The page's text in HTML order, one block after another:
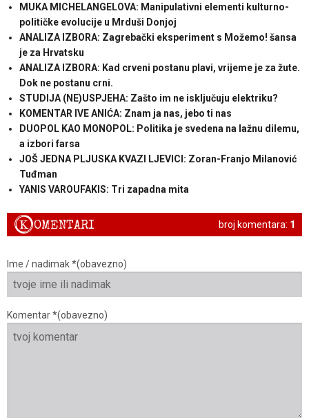
MUKA MICHELANGELOVA: Manipulativni elementi kulturno-
političke evolucije u Mrduši Donjoj
ANALIZA IZBORA: Zagrebački eksperiment s Možemo! šansa
je za Hrvatsku
ANALIZA IZBORA: Kad crveni postanu plavi, vrijeme je za žute.
Dok ne postanu crni.
STUDIJA (NE)USPJEHA: Zašto im ne isključuju elektriku?
KOMENTAR IVE ANIĆA: Znam ja nas, jebo ti nas
DUOPOL KAO MONOPOL: Politika je svedena na lažnu dilemu,
a izbori farsa
JOŠ JEDNA PLJUSKA KVAZI LJEVICI: Zoran-Franjo Milanović
Tuđman
YANIS VAROUFAKIS: Tri zapadna mita
broj komentara: 1
KOMENTARI
Ime / nadimak *(obavezno)
Komentar *(obavezno)